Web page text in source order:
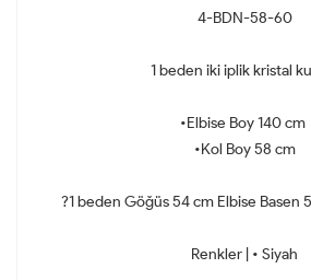
4-BDN-58-60
1 beden iki iplik kristal
•Elbise Boy 140 cm
•Kol Boy 58 cm
?1 beden Göğüs 54 cm Elbise Basen
Renkler | • Siyah